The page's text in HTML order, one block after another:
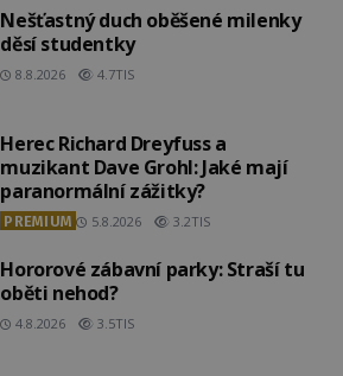
Nešťastný duch oběšené milenky
děsí studentky
8.8.2026 4.7TIS
Herec Richard Dreyfuss a
muzikant Dave Grohl: Jaké mají
paranormální zážitky?
PREMIUM 5.8.2026 3.2TIS
Hororové zábavní parky: Straší tu
oběti nehod?
4.8.2026 3.5TIS